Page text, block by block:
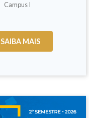
Campus I
SAIBA MAIS